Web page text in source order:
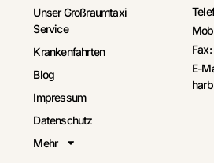
Unser Großraumtaxi
Service
Krankenfahrten
Blog
Impressum
Datenschutz
Mehr
E-